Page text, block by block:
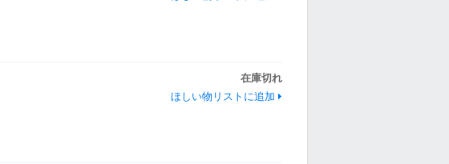
在庫切れ
ほしい物リストに追加